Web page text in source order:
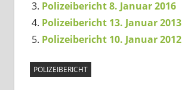
Polizeibericht 8. Januar 2016
Polizeibericht 13. Januar 2013
Polizeibericht 10. Januar 2012
POLIZEIBERICHT